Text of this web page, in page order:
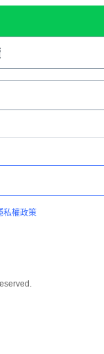
私權政策